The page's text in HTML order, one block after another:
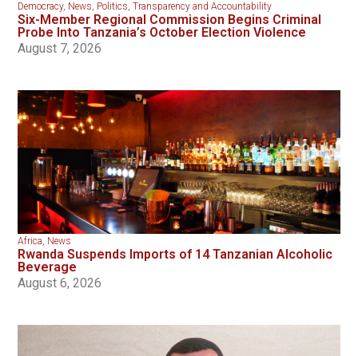
Democracy, News, Politics,Transparency and Accountability
Six-Member Regional Commission Begins Criminal
Probe Into Tanzania’s October Election Violence
August 7, 2026
Africa, News
Rwanda Suspends Imports of 14 Tanzanian Alcoholic
Beverage
August 6, 2026